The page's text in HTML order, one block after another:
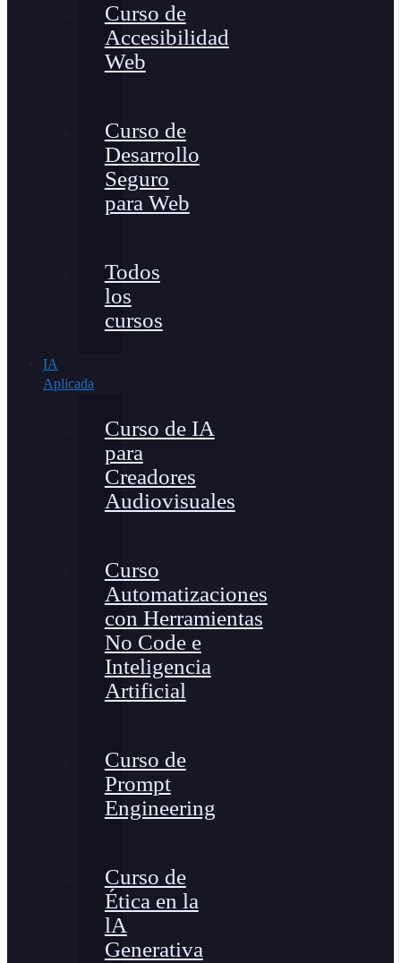
Curso de
Accesibilidad
Web
Curso de
Desarrollo
Seguro
para Web
Todos
los
cursos
IA
Aplicada
Curso de IA
para
Creadores
Audiovisuales
Curso
Automatizaciones
con Herramientas
No Code e
Inteligencia
Artificial
Curso de
Prompt
Engineering
Curso de
Ética en la
lA
Generativa